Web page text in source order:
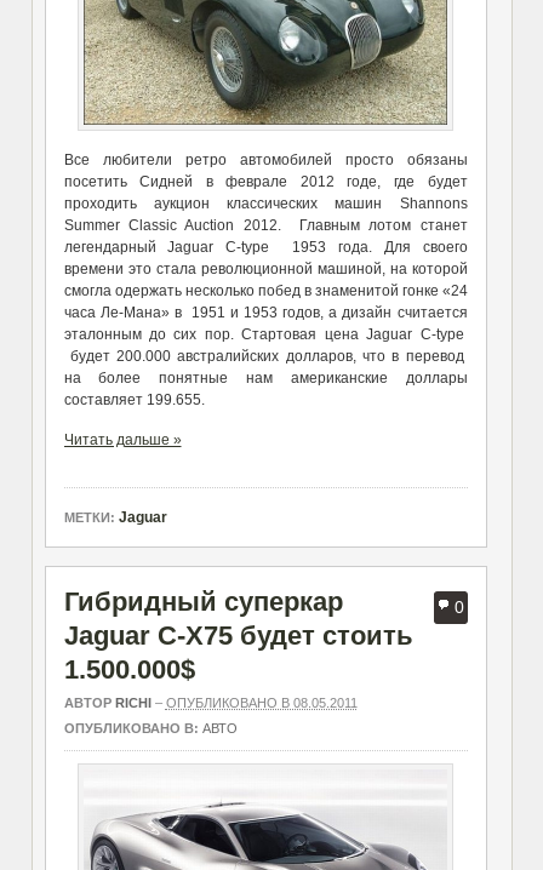
Все любители ретро автомобилей просто обязаны
посетить Сидней в феврале 2012 годе, где будет
проходить аукцион классических машин Shannons
Summer Classic Auction 2012. Главным лотом станет
легендарный Jaguar C-type 1953 года. Для своего
времени это стала революционной машиной, на которой
смогла одержать несколько побед в знаменитой гонке «24
часа Ле-Мана» в 1951 и 1953 годов, а дизайн считается
эталонным до сих пор. Стартовая цена Jaguar C-type
будет 200.000 австралийских долларов, что в перевод
на более понятные нам американские доллары
составляет 199.655.
Читать дальше »
МЕТКИ: Jaguar
0
Гибридный суперкар
Jaguar C-X75 будет стоить
1.500.000$
АВТОР RICHI – ОПУБЛИКОВАНО В 08.05.2011
ОПУБЛИКОВАНО В: АВТО